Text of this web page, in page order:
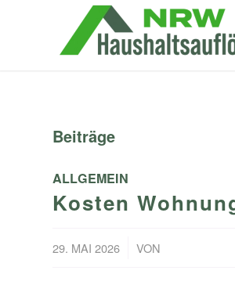
Beiträge
ALLGEMEIN
Kosten
29. MAI 2026 VON